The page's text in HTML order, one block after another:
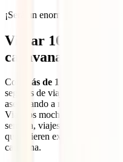
¡Será un enorme placer
Viajar 100%
caravana o
Con más de 135 años de
seguros de viaje, en IATI
asegurando a miles de
Viajeros mochileros, amantes
semana, viajes de varios
que quieren explorar destinos
caravana.